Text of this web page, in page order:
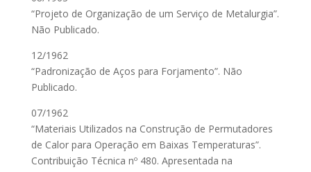
“Projeto de Organização de um Serviço de Metalurgia”.
Não Publicado.
12/1962
“Padronização de Aços para Forjamento”. Não
Publicado.
07/1962
“Materiais Utilizados na Construção de Permutadores
de Calor para Operação em Baixas Temperaturas”.
Contribuição Técnica nº 480. Apresentada na